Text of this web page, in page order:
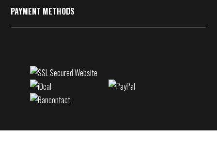
PAYMENT METHODS